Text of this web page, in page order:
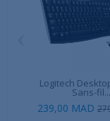
Logitech
Sans-fil...
239,00 MAD